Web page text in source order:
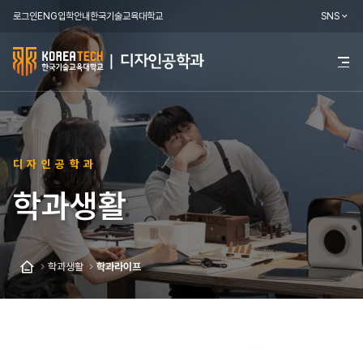
로그인ENG입학안내한국기술교육대학교 SNS
한
국
기
술
교
육
대
학
교
전
메
기
디자인공학과
학과생활
학과생활 학과라이프